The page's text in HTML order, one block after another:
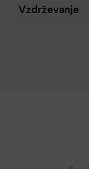
Vzdrževanje